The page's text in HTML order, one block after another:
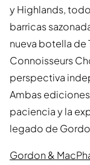
y Highlands,
barricas
nueva botella de
Connoisseurs
perspectiva
Ambas
paciencia y la
legado de
Gordon &